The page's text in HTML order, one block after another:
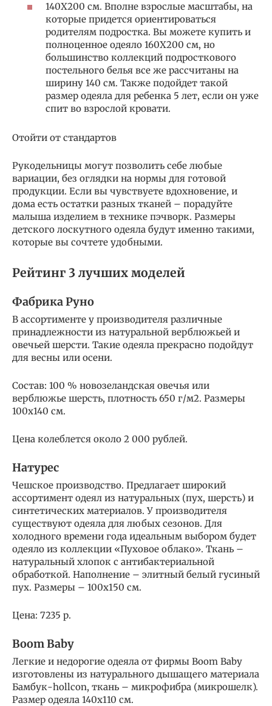
140Х200 см. Вполне взрослые масштабы, на
которые придется ориентироваться
родителям подростка. Вы можете купить и
полноценное одеяло 160Х200 см, но
большинство коллекций подросткового
постельного белья все же рассчитаны на
ширину 140 см. Также подойдет такой
размер одеяла для ребенка 5 лет, если он уже
спит во взрослой кровати.
Отойти от стандартов
Рукодельницы могут позволить себе любые
вариации, без оглядки на нормы для готовой
продукции. Если вы чувствуете вдохновение, и
дома есть остатки разных тканей – порадуйте
малыша изделием в технике пэчворк. Размеры
детского лоскутного одеяла будут именно такими,
которые вы сочтете удобными.
Рейтинг 3 лучших моделей
Фабрика Руно
В ассортименте у производителя различные
принадлежности из натуральной верблюжьей и
овечьей шерсти. Такие одеяла прекрасно подойдут
для весны или осени.
Состав: 100 % новозеландская овечья или
верблюжье шерсть, плотность 650 г/м2. Размеры
100х140 см.
Цена колеблется около 2 000 рублей.
Натурес
Чешское производство. Предлагает широкий
ассортимент одеял из натуральных (пух, шерсть) и
синтетических материалов. У производителя
существуют одеяла для любых сезонов. Для
холодного времени года идеальным выбором будет
одеяло из коллекции «Пуховое облако». Ткань –
натуральный хлопок с антибактериальной
обработкой. Наполнение – элитный белый гусиный
пух. Размеры – 100х150 см.
Цена: 7235 р.
Boom Baby
Легкие и недорогие одеяла от фирмы Boom Baby
изготовлены из натурального дышащего материала
Бамбук-hollcon, ткань – микрофибра (микрошелк).
Размер одеяла 140х110 см.